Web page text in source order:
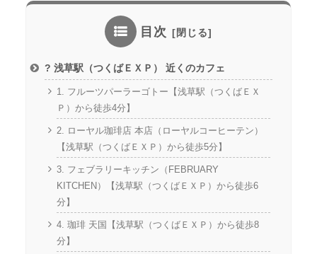
目次
? 浅草駅（つくばＥＸＰ） 近くのカフェ
1. フルーツパーラーゴトー【浅草駅（つくばＥＸ
Ｐ）から徒歩4分】
2. ローヤル珈琲店 本店（ローヤルコーヒーテン）
【浅草駅（つくばＥＸＰ）から徒歩5分】
3. フェブラリーキッチン（FEBRUARY
KITCHEN）【浅草駅（つくばＥＸＰ）から徒歩6
分】
4. 珈琲 天国【浅草駅（つくばＥＸＰ）から徒歩8
分】